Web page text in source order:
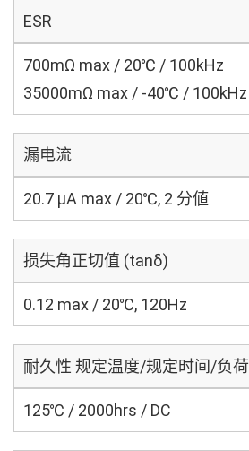
ESR
700mΩ max / 20℃ / 100kHz
35000mΩ max / -40℃ / 100kHz
漏电流
20.7 μA max / 20℃, 2 分値
损失角正切值 (tanδ)
0.12 max / 20℃, 120Hz
耐久性 规定温度/规定时间/负荷
125℃ / 2000hrs / DC